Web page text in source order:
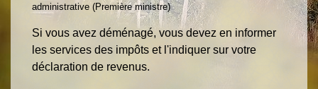
administrative (Première ministre)
Si vous avez déménagé, vous devez en informer
les services des impôts et l'indiquer sur votre
déclaration de revenus.